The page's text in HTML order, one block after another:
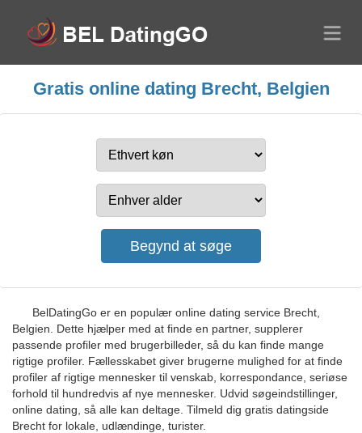
Gratis online dating Brecht, Belgien
BelDatingGo er en populær online dating service Brecht,
Belgien. Dette hjælper med at finde en partner, supplerer
passende profiler med brugerbilleder, så du kan finde mange
rigtige profiler. Fællesskabet giver brugerne mulighed for at finde
profiler af rigtige mennesker til venskab, korrespondance, seriøse
forhold til hundredvis af nye mennesker. Udvid søgeindstillinger,
online dating, så alle kan deltage. Tilmeld dig gratis datingside
Brecht for lokale, udlændinge, turister.